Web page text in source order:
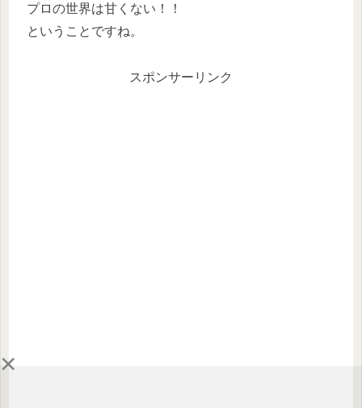
×
プロの世界は甘くない！！
ということですね。
スポンサーリンク